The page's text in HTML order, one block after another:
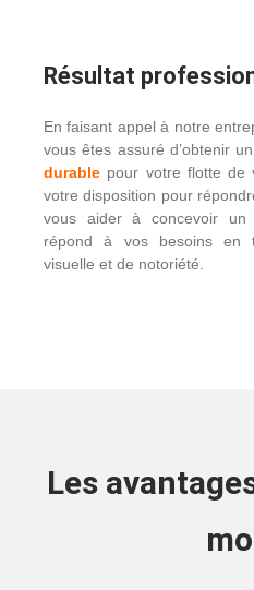
Résultat
En faisant appel à notre
vous êtes assuré d’obtenir un
durable pour votre flotte de
votre disposition pour
vous aider à concevoir un
répond à vos besoins en
visuelle et de notoriété.
Les